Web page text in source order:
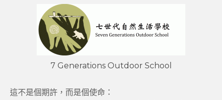
7 Generations Outdoor School
這不是個期許，而是個使命：